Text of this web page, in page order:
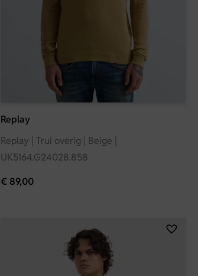
Replay
Replay | Trui overig | Beige |
UK5164.G24028.858
€ 89,00